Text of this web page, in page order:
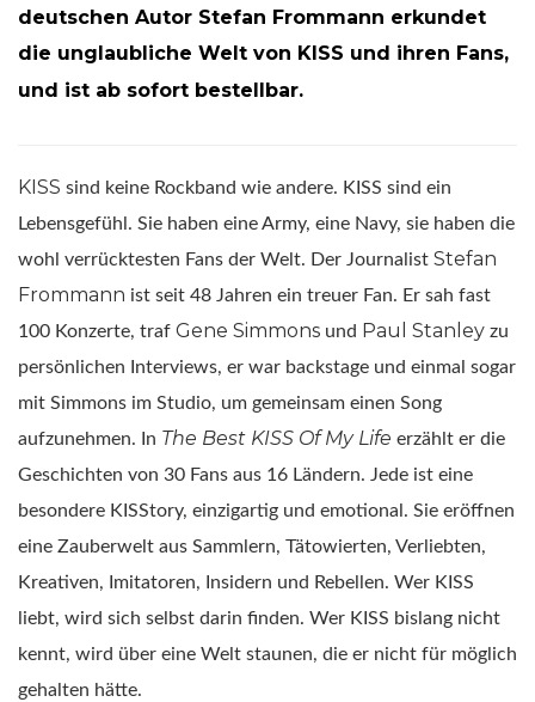
deutschen Autor Stefan Frommann erkundet
die unglaubliche Welt von KISS und ihren Fans,
und ist ab sofort bestellbar.
KISS sind keine Rockband wie andere. KISS sind ein
Lebensgefühl. Sie haben eine Army, eine Navy, sie haben die
wohl verrücktesten Fans der Welt. Der Journalist Stefan
Frommann ist seit 48 Jahren ein treuer Fan. Er sah fast
100 Konzerte, traf Gene Simmons und Paul Stanley zu
persönlichen Interviews, er war backstage und einmal sogar
mit Simmons im Studio, um gemeinsam einen Song
aufzunehmen. In The Best KISS Of My Life erzählt er die
Geschichten von 30 Fans aus 16 Ländern. Jede ist eine
besondere KISStory, einzigartig und emotional. Sie eröffnen
eine Zauberwelt aus Sammlern, Tätowierten, Verliebten,
Kreativen, Imitatoren, Insidern und Rebellen. Wer KISS
liebt, wird sich selbst darin finden. Wer KISS bislang nicht
kennt, wird über eine Welt staunen, die er nicht für möglich
gehalten hätte.